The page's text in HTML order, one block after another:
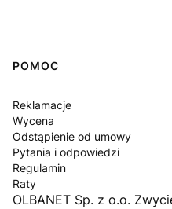
Linki w stopce
POMOC
Reklamacje
Wycena
Odstąpienie od umowy
Pytania i odpowiedzi
Regulamin
Raty
OLBANET Sp. z o.o.